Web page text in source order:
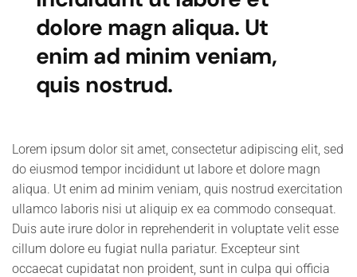
dolore magn aliqua. Ut
enim ad minim veniam,
quis nostrud.
Lorem ipsum dolor sit amet, consectetur adipiscing elit, sed
do eiusmod tempor incididunt ut labore et dolore magn
aliqua. Ut enim ad minim veniam, quis nostrud exercitation
ullamco laboris nisi ut aliquip ex ea commodo consequat.
Duis aute irure dolor in reprehenderit in voluptate velit esse
cillum dolore eu fugiat nulla pariatur. Excepteur sint
occaecat cupidatat non proident, sunt in culpa qui officia